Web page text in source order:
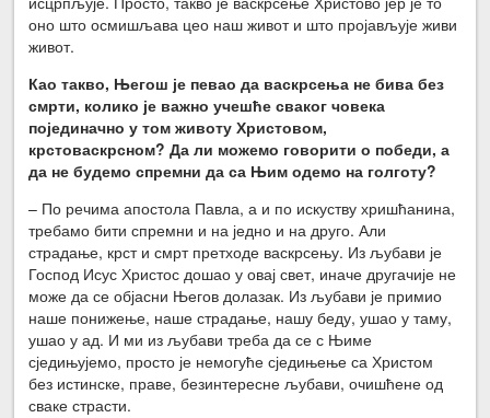
оно што осмишљава цео наш живот и што пројављује живи
живот.
Као такво, Његош је певао да васкрсења не бива без
смрти, колико је важно учешће сваког човека
појединачно у том животу Христовом,
крстоваскрсном? Да ли можемо говорити о победи, а
да не будемо спремни да са Њим одемо на голготу?
– По речима апостола Павла, а и по искуству хришћанина,
требамо бити спремни и на једно и на друго. Али
страдање, крст и смрт претходе васкрсењу. Из љубави је
Господ Исус Христос дошао у овај свет, иначе другачије не
може да се објасни Његов долазак. Из љубави је примио
наше понижење, наше страдање, нашу беду, ушао у таму,
ушао у ад. И ми из љубави треба да се с Њиме
сједињујемо, просто је немогуће сједињење са Христом
без истинске, праве, безинтересне љубави, очишћене од
сваке страсти.